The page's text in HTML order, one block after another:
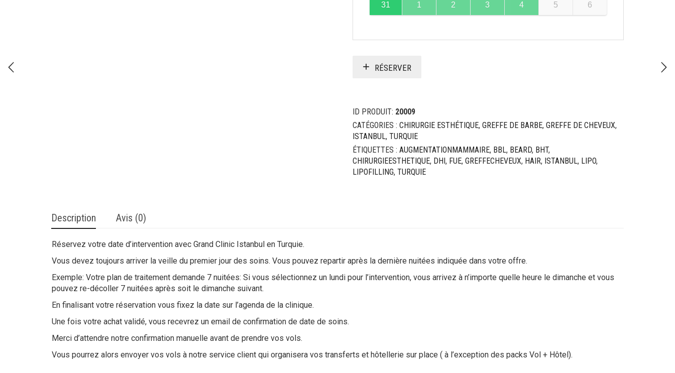
31 1 2 3 4 5 6
RÉSERVER
ID PRODUIT: 20009
CATÉGORIES : CHIRURGIE ESTHÉTIQUE, GREFFE DE BARBE, GREFFE DE CHEVEUX,
ISTANBUL, TURQUIE
ÉTIQUETTES : AUGMENTATIONMAMMAIRE, BBL, BEARD, BHT,
CHIRURGIEESTHETIQUE, DHI, FUE, GREFFECHEVEUX, HAIR, ISTANBUL, LIPO,
LIPOFILLING, TURQUIE
Description Avis (0)
Réservez votre date d’intervention avec Grand Clinic Istanbul en Turquie.
Vous devez toujours arriver la veille du premier jour des soins. Vous pouvez repartir après la dernière nuitées indiquée dans votre offre.
Exemple: Votre plan de traitement demande 7 nuitées: Si vous sélectionnez un lundi pour l’intervention, vous arrivez à n’importe quelle heure le dimanche et vous
pouvez re-décoller 7 nuitées après soit le dimanche suivant.
En finalisant votre réservation vous fixez la date sur l’agenda de la clinique.
Une fois votre achat validé, vous recevrez un email de confirmation de date de soins.
Merci d’attendre notre confirmation manuelle avant de prendre vos vols.
Vous pourrez alors envoyer vos vols à notre service client qui organisera vos transferts et hôtellerie sur place ( à l’exception des packs Vol + Hôtel).